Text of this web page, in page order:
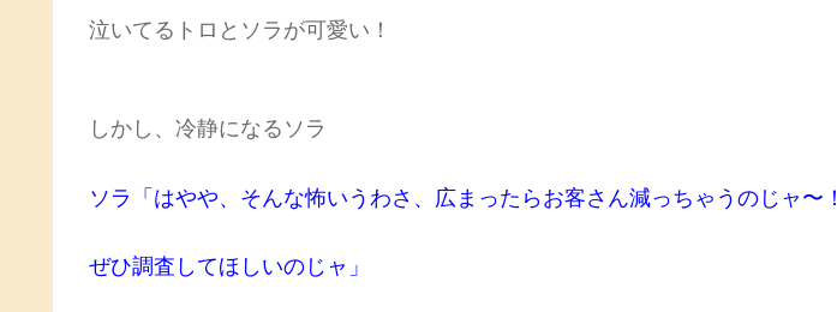
泣いてるトロとソラが可愛い！
しかし、冷静になるソラ
ソラ「はやや、そんな怖いうわさ、広まったらお客さん減っちゃうのじャ〜！
ぜひ調査してほしいのじャ」